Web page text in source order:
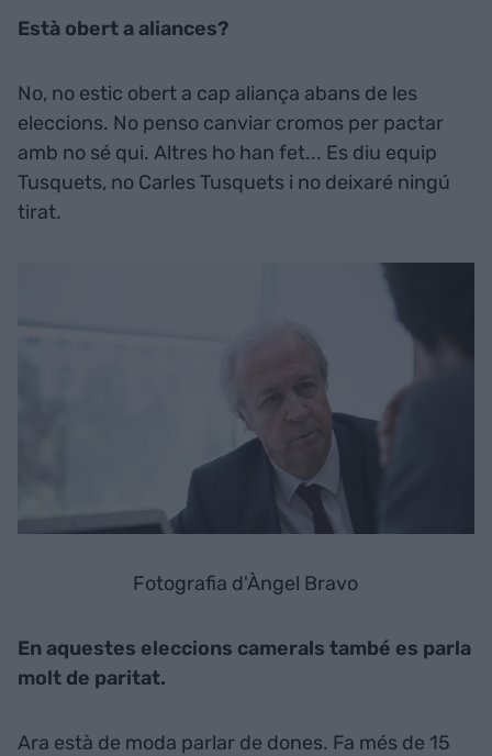
Està obert a aliances?
No, no estic obert a cap aliança abans de les
eleccions. No penso canviar cromos per pactar
amb no sé qui. Altres ho han fet... Es diu equip
Tusquets, no Carles Tusquets i no deixaré ningú
tirat.
Fotografia d'Àngel Bravo
En aquestes eleccions camerals també es parla
molt de paritat.
Ara està de moda parlar de dones. Fa més de 15